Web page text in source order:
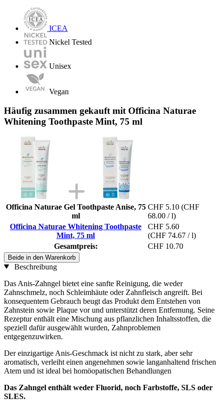
ICEA
Nickel Tested
Unisex
Vegan
Häufig zusammen gekauft mit Officina Naturae
Whitening Toothpaste Mint, 75 ml
Officina Naturae Gel Toothpaste Anise, 75
ml
CHF 5.10 (CHF
68.00 / l)
Officina Naturae Whitening Toothpaste
Mint, 75 ml
CHF 5.60
(CHF 74.67 / l)
Gesamtpreis:
CHF 10.70
Beide in den Warenkorb
Beschreibung
Das Anis-Zahngel bietet eine sanfte Reinigung, die weder
Zahnschmelz, noch Schleimhäute oder Zahnfleisch angreift. Bei
konsequentem Gebrauch beugt das Produkt dem Entstehen von
Zahnstein sowie Plaque vor und unterstützt deren Entfernung. Seine
Rezeptur enthält eine Mischung aus pflanzlichen Inhaltsstoffen, die
speziell dafür ausgewählt wurden, Zahnproblemen
entgegenzuwirken.
Der einzigartige Anis-Geschmack ist nicht zu stark, aber sehr
aromatisch, verleiht einen angenehmen sowie langanhaltend frischen
Atem und ist ideal bei homöopatischen Behandlungen
Das Zahngel enthält weder Fluorid, noch Farbstoffe, SLS oder
SLES.